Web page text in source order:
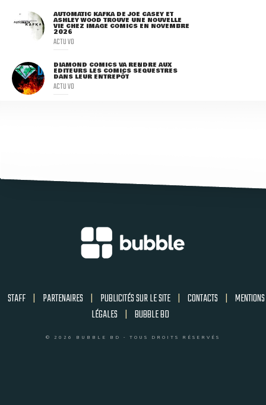
AUTOMATIC KAFKA DE JOE CASEY ET
ASHLEY WOOD TROUVE UNE NOUVELLE
VIE CHEZ IMAGE COMICS EN NOVEMBRE
2026
ACTU VO
DIAMOND COMICS VA RENDRE AUX
ÉDITEURS LES COMICS SÉQUESTRÉS
DANS LEUR ENTREPÔT
ACTU VO
STAFF | PARTENAIRES | PUBLICITÉS SUR LE SITE | CONTACTS | MENTIONS
LÉGALES | BUBBLE BD
© 2026 BUBBLE BD - TOUS DROITS RÉSERVÉS